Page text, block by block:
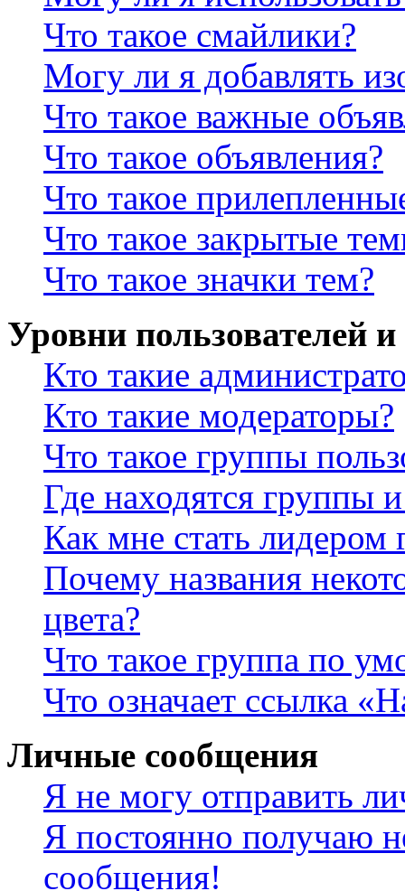
Что такое смайлики?
Могу ли я добавлять
Что такое важные
Что такое объявления?
Что такое
Что такое закрытые
Что такое значки тем?
Уровни пользователей
Кто такие
Кто такие модераторы?
Что такое группы
Где находятся группы
Как мне стать лидером
Почему названия
цвета?
Что такое группа по
Что означает ссылка
Личные сообщения
Я не могу отправить
Я постоянно получаю
сообщения!